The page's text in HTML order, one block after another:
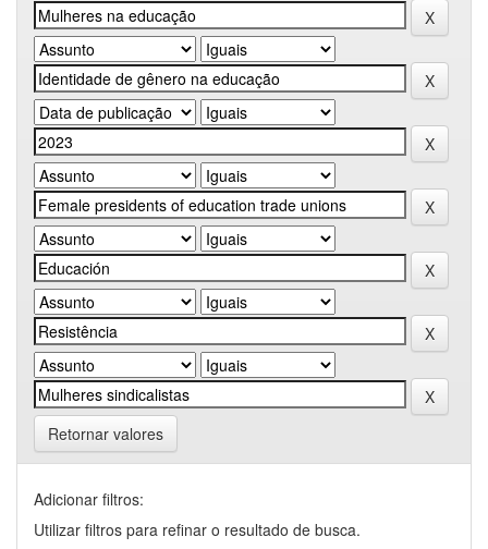
Retornar valores
Adicionar filtros:
Utilizar filtros para refinar o resultado de busca.